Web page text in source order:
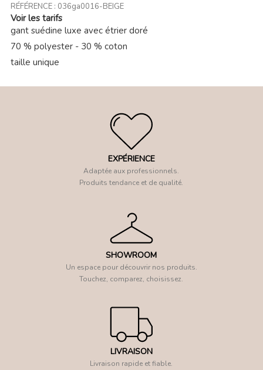
RÉFÉRENCE : 036ga0016-BEIGE
Voir les tarifs
gant suédine luxe avec étrier doré
70 % polyester - 30 % coton
taille unique
EXPÉRIENCE
Adaptée aux professionnels.
Produits tendance et de qualité.
SHOWROOM
Un espace pour découvrir nos produits.
Touchez, comparez, choisissez.
LIVRAISON
Livraison rapide et fiable.